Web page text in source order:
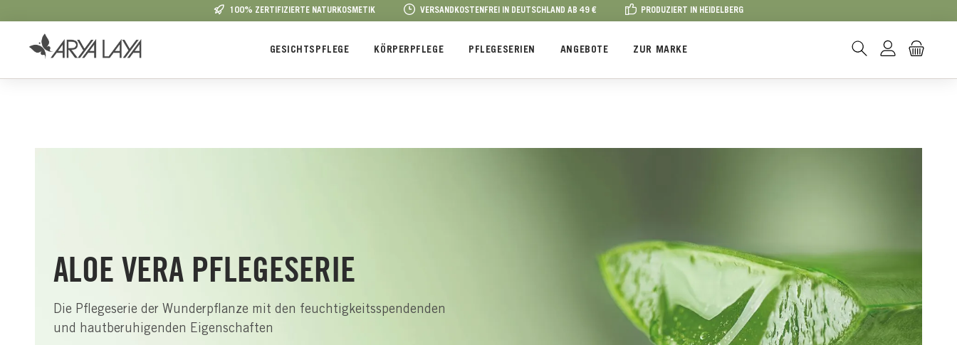
100% ZERTIFIZIERTE NATURKOSMETIK VERSANDKOSTENFREI IN DEUTSCHLAND AB 49 € PRODUZIERT IN HEIDELBERG
GESICHTSPFLEGE KÖRPERPFLEGE PFLEGESERIEN ANGEBOTE ZUR MARKE
ALOE VERA PFLEGESERIE
Die Pflegeserie der Wunderpflanze mit den feuchtigkeitsspendenden
und hautberuhigenden Eigenschaften